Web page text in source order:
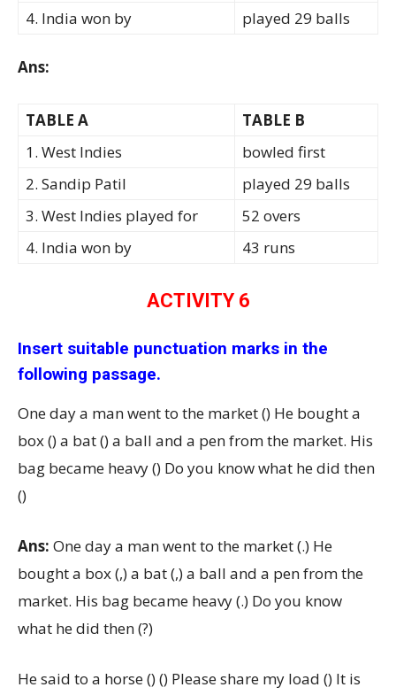
4. India won by played 29 balls
Ans:
TABLE A
TABLE B
1. West Indies
bowled first
2. Sandip Patil
played 29 balls
3. West Indies played for
52 overs
4. India won by
43 runs
ACTIVITY 6
Insert suitable punctuation marks in the
following passage.
One day a man went to the market () He bought a
box () a bat () a ball and a pen from the market. His
bag became heavy () Do you know what he did then
()
Ans: One day a man went to the market (.) He
bought a box (,) a bat (,) a ball and a pen from the
market. His bag became heavy (.) Do you know
what he did then (?)
He said to a horse () () Please share my load () It is